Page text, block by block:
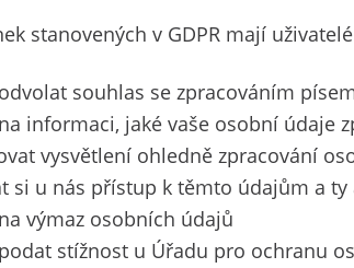
stanovených v GDPR mají
souhlas se zpracováním
informaci, jaké vaše osobní údaje
vysvětlení ohledně zpracování
si u nás přístup k těmto údajům a
výmaz osobních údajů
stížnost u Úřadu pro ochranu